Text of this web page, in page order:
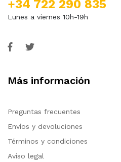
+34 722 290 835
Lunes a viernes 10h-19h
Más información
Preguntas frecuentes
Envíos y devoluciones
Términos y condiciones
Aviso legal